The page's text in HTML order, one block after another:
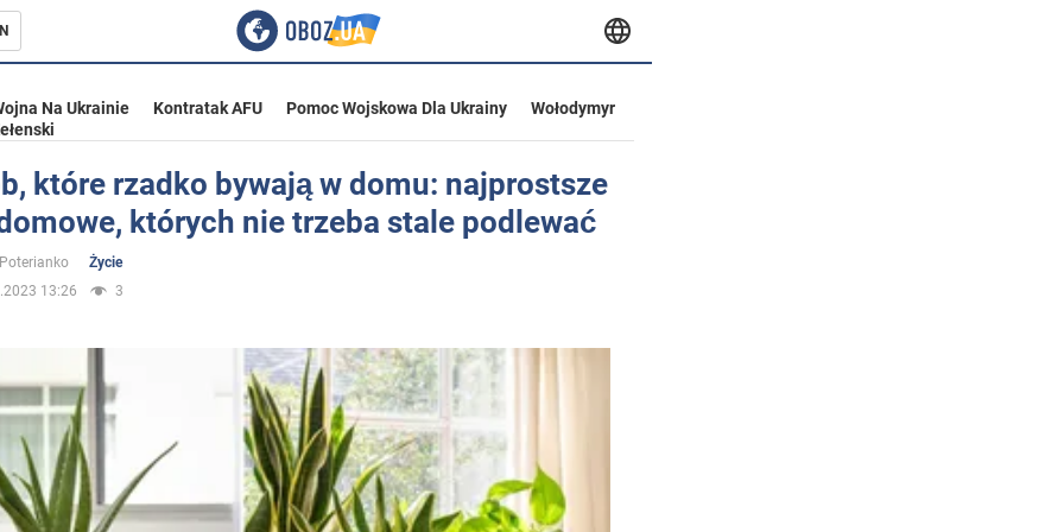
Ukrainie
Na Ukrainie Kontratak AFU Pomoc Wojskowa Dla Ukrainy
Wołodymyr
które rzadko bywają w domu: najprostsze
których nie trzeba stale podlewać
Życie
13:26
3